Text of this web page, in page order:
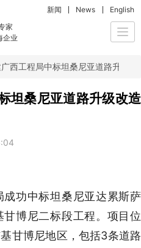
家
企业
新闻 News English
西工程局中标坦桑尼亚道路升级改
坦桑尼亚道路升级改造
功中标坦桑尼亚达累斯萨
博尼二标段工程。项目位
甘博尼地区，包括3条道路